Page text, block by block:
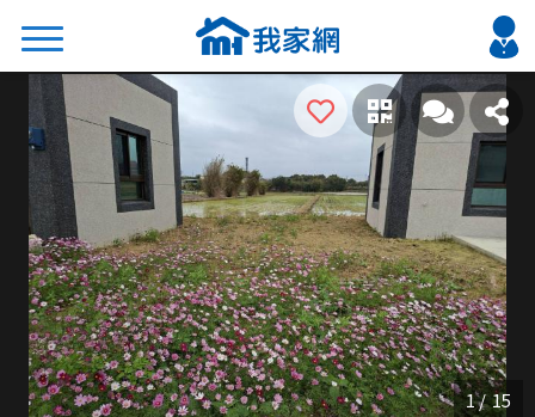
搜尋
熱門關鍵字
2026 台北降價好屋限量釋出
2026 新北降價好屋限量釋出
2026 台中降價好屋限量釋出
2026 台南降價好屋限量釋出
2026 高雄降價好屋限量釋出